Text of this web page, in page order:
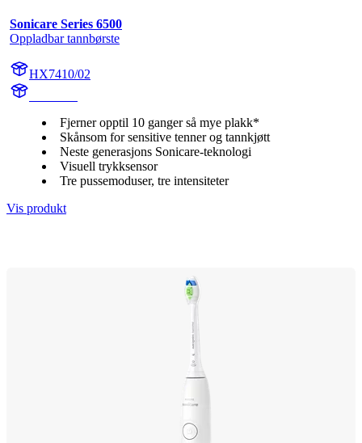
Sonicare Series 6500
Oppladbar tannbørste
HX7410/02
Fjerner opptil 10 ganger så mye plakk*
Skånsom for sensitive tenner og tannkjøtt
Neste generasjons Sonicare-teknologi
Visuell trykksensor
Tre pussemoduser, tre intensiteter
Vis produkt